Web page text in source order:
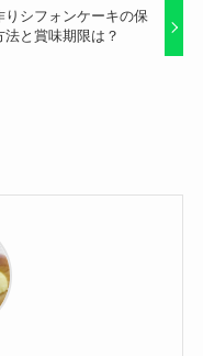
りシフォンケーキの保
法と賞味期限は？